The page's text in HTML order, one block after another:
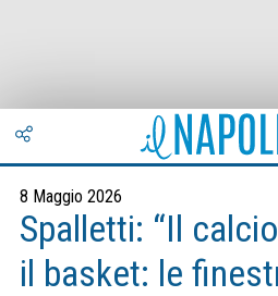
8 Maggio 2026
Spalletti: “Il
il basket: le